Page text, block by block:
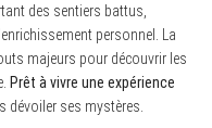
des sentiers battus,
personnel. La
majeurs pour découvrir les
Prêt à vivre une expérience
dévoiler ses mystères.